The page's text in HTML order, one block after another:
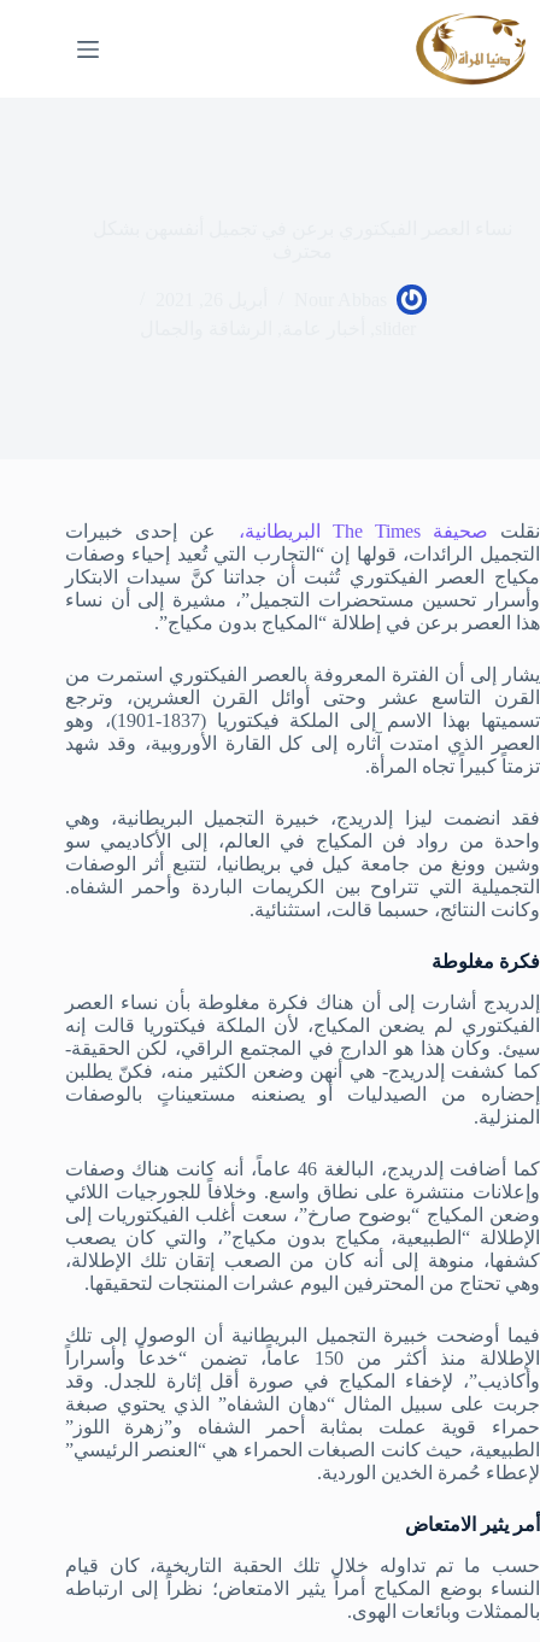
إلى
المحتوى
نقلت صحيفة The Times البريطانية،
عن إحدى خبيرات
التجميل الرائدات، قولها إن “التجارب التي تُعيد إحياء وصفات
مكياج العصر الفيكتوري تُثبت أن جداتنا كنَّ سيدات الابتكار
وأسرار تحسين مستحضرات التجميل”، مشيرة إلى أن نساء
هذا العصر برعن في إطلالة “المكياج بدون مكياج”.
يشار إلى أن الفترة المعروفة بالعصر الفيكتوري استمرت من
القرن التاسع عشر وحتى أوائل القرن العشرين، وترجع
تسميتها بهذا الاسم إلى الملكة فيكتوريا (1837-1901)، وهو
العصر الذي امتدت آثاره إلى كل القارة الأوروبية، وقد شهد
تزمتاً كبيراً تجاه المرأة.
فقد انضمت ليزا إلدريدج، خبيرة التجميل البريطانية، وهي
واحدة من رواد فن المكياج في العالم، إلى الأكاديمي سو
وشين وونغ من جامعة كيل في بريطانيا، لتتبع أثر الوصفات
التجميلية التي تتراوح بين الكريمات الباردة وأحمر الشفاه.
وكانت النتائج، حسبما قالت، استثنائية.
فكرة مغلوطة
إلدريدج أشارت إلى أن هناك فكرة مغلوطة بأن نساء العصر
الفيكتوري لم يضعن المكياج، لأن الملكة فيكتوريا قالت إنه
سيئ. وكان هذا هو الدارج في المجتمع الراقي، لكن الحقيقة-
كما كشفت إلدريدج- هي أنهن وضعن الكثير منه، فكنّ يطلبن
إحضاره من الصيدليات أو يصنعنه مستعيناتٍ بالوصفات
المنزلية.
كما أضافت إلدريدج، البالغة 46 عاماً، أنه كانت هناك وصفات
وإعلانات منتشرة على نطاق واسع. وخلافاً للجورجيات اللائي
وضعن المكياج “بوضوح صارخ”، سعت أغلب الفيكتوريات إلى
الإطلالة “الطبيعية، مكياج بدون مكياج”، والتي كان يصعب
كشفها، منوهة إلى أنه كان من الصعب إتقان تلك الإطلالة،
وهي تحتاج من المحترفين اليوم عشرات المنتجات لتحقيقها.
فيما أوضحت خبيرة التجميل البريطانية أن الوصول إلى تلك
الإطلالة منذ أكثر من 150 عاماً، تضمن “خدعاً وأسراراً
وأكاذيب”، لإخفاء المكياج في صورة أقل إثارة للجدل. وقد
جربت على سبيل المثال “دهان الشفاه” الذي يحتوي صبغة
حمراء قوية عملت بمثابة أحمر الشفاه و”زهرة اللوز”
الطبيعية، حيث كانت الصبغات الحمراء هي “العنصر الرئيسي”
لإعطاء حُمرة الخدين الوردية.
أمر يثير الامتعاض
حسب ما تم تداوله خلال تلك الحقبة التاريخية، كان قيام
النساء بوضع المكياج أمراً يثير الامتعاض؛ نظراً إلى ارتباطه
بالممثلات وبائعات الهوى.